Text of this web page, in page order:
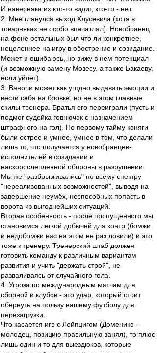
И наверняка их кто-то видит, кто-то - нет.
2. Мне глянулся выход Хлусевича (хотя в
товарняках не особо впечатлял). Новобранец
на фоне остальных был что ли конкретнее,
нецеленнее на игру в обострение и созидание.
Может и ошибаюсь, но вижу в нем потенциал
(и возможную замену Мозесу, а также Бакаеву,
если уйдет).
3. Ваноли может как угодно выдавать эмоции и
вести себя на бровке, но не в этом главные
скилы тренера. Братья его переиграли (пусть и
подмог судейка говнючок с назначением
штрафного на гол). По первому тайму коняги
были острее и умнее, умнее в том, что делали
лишь то, что получается у новобранцев-
исполнителей в созидании и
наскорослепленной обороны в разрушении.
Мы же "разбрызгивались" по всему спектру
"нереализованных возможностей", выводя на
завершение неумёх, неспособных попасть в
ворота из выгоднейших ситуаций.
Вторая особенность - после пропущенного мы
становимся легкой добычей для контр (бомжи
и недобомжи нас на этом не раз ловили) и это
тоже к тренеру. Тренерский штаб должен
готовить команду к различным вариантам
развития и учить "держать строй", не
разваливаясь от случайного гола.
4. Угроза по международным матчам для
сборной и клубов - это удар, который стоит
обернуть на пользу нашему футболу для
перезагрузки.
Что касается игр с Лейпцигом (Доменико -
молодец, позицию правильную занял), то плюс
лишь один и то для выездюков, которые